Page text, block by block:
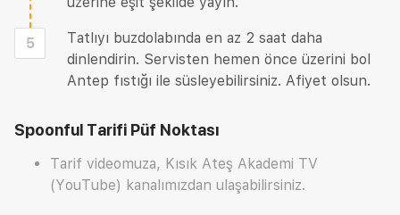
5
Tatlıyı buzdolabında en az 2 saat daha
dinlendirin. Servisten hemen önce üzerini bol
Antep fıstığı ile süsleyebilirsiniz. Afiyet olsun.
Spoonful Tarifi Püf Noktası
Tarif videomuza, Kısık Ateş Akademi TV
(YouTube) kanalımızdan ulaşabilirsiniz.